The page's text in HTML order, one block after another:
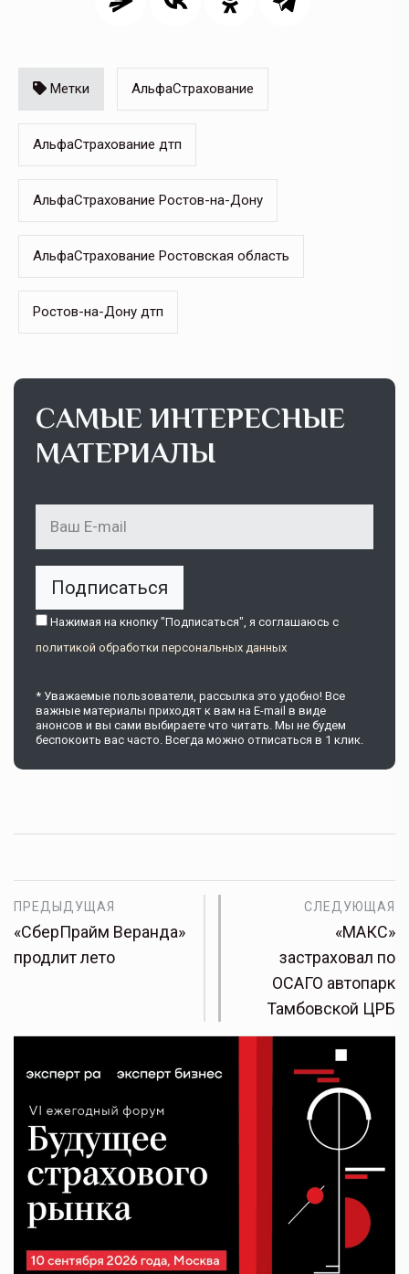
Метки АльфаСтрахование
АльфаСтрахование дтп
АльфаСтрахование Ростов-на-Дону
АльфаСтрахование Ростовская область
Ростов-на-Дону дтп
САМЫЕ ИНТЕРЕСНЫЕ
МАТЕРИАЛЫ
Подписаться
Нажимая на кнопку "Подписаться", я соглашаюсь c
политикой обработки персональных данных
* Уважаемые пользователи, рассылка это удобно! Все
важные материалы приходят к вам на E-mail в виде
анонсов и вы сами выбираете что читать. Мы не будем
беспокоить вас часто. Всегда можно отписаться в 1 клик.
ПРЕДЫДУЩАЯ
«СберПрайм Веранда»
продлит лето
СЛЕДУЮЩАЯ
«МАКС»
застраховал по
ОСАГО автопарк
Тамбовской ЦРБ